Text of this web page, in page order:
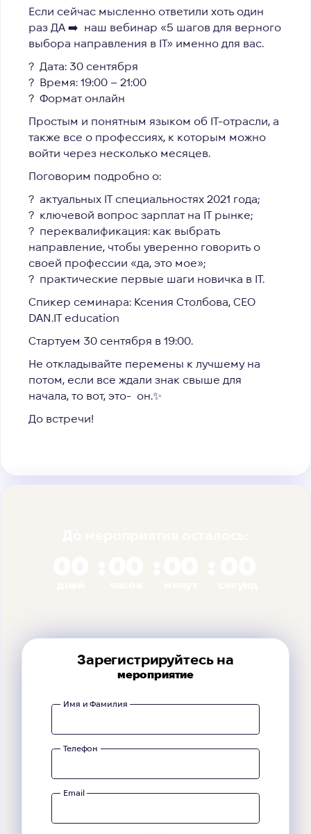
Если сейчас мысленно ответили хоть один
раз ДА ➡️ наш вебинар «5 шагов для верного
выбора направления в IT»именно для вас.
? Дата: 30 сентября
? Время: 19:00 – 21:00
? Формат онлайн
Простым и понятным языком об IT-отрасли, а
также все о профессиях, к которым можно
войти через несколько месяцев.
Поговорим подробно о:
? актуальных IT специальностях 2021 года;
? ключевой вопрос зарплат на IT рынке;
? переквалификация: как выбрать
направление, чтобы уверенно говорить о
своей профессии «да, это мое»;
? практические первые шаги новичка в IT.
Cпикер семинара: Ксения Столбова, СЕО
DAN.IT education
Стартуем 30 сентября в 19:00.
Не откладывайте перемены к лучшему на
потом, если все ждали знак свыше для
начала, то вот, это- он.✨
До встречи!
Зарегистрируйтесь на
мероприятие
Имя и Фамилия
Телефон
Email